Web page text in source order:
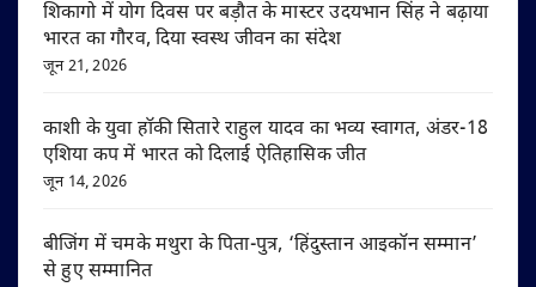
शिकागो में योग दिवस पर बड़ौत के मास्टर उदयभान सिंह ने बढ़ाया
भारत का गौरव, दिया स्वस्थ जीवन का संदेश
जून 21, 2026
काशी के युवा हॉकी सितारे राहुल यादव का भव्य स्वागत, अंडर-18
एशिया कप में भारत को दिलाई ऐतिहासिक जीत
जून 14, 2026
बीजिंग में चमके मथुरा के पिता-पुत्र, ‘हिंदुस्तान आइकॉन सम्मान’
से हुए सम्मानित